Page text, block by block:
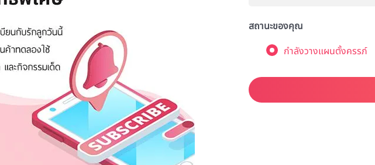
สถานะของคุณ
กำลังวางแผนตั้งครรภ์